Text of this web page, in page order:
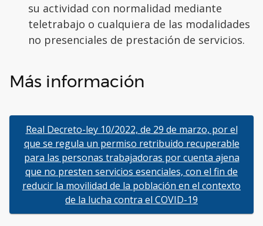
su actividad con normalidad mediante
teletrabajo o cualquiera de las modalidades
no presenciales de prestación de servicios.
Más información
Real Decreto-ley 10/2022, de 29 de marzo, por el
que se regula un permiso retribuido recuperable
para las personas trabajadoras por cuenta ajena
que no presten servicios esenciales, con el fin de
reducir la movilidad de la población en el contexto
de la lucha contra el COVID-19